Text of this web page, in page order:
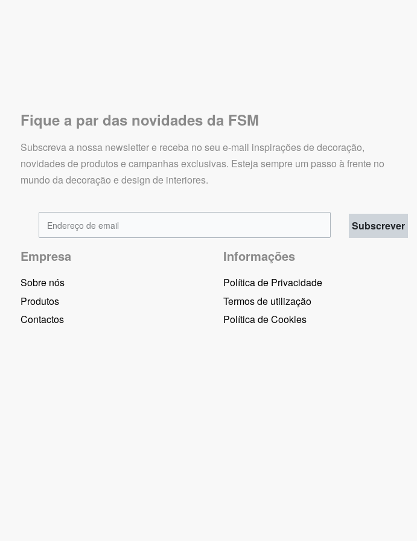
Fique a par das novidades da FSM
Subscreva a nossa newsletter e receba no seu e-mail inspirações de decoração,
novidades de produtos e campanhas exclusivas. Esteja sempre um passo à frente no
mundo da decoração e design de interiores.
Subscrever
Empresa
Sobre nós
Produtos
Contactos
Informações
Política de Privacidade
Termos de utilização
Política de Cookies